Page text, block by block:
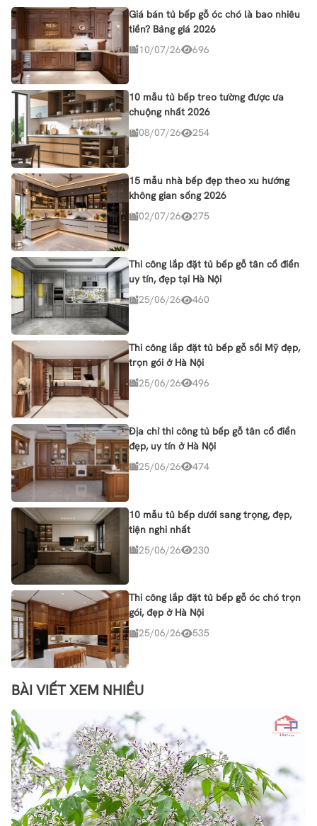
Giá bán tủ bếp gỗ óc chó là bao nhiêu
tiền? Bảng giá 2026
10/07/26
696
10 mẫu tủ bếp treo tường được ưa
chuộng nhất 2026
08/07/26
254
15 mẫu nhà bếp đẹp theo xu hướng
không gian sống 2026
02/07/26
275
Thi công lắp đặt tủ bếp gỗ tân cổ điển
uy tín, đẹp tại Hà Nội
25/06/26
460
Thi công lắp đặt tủ bếp gỗ sồi Mỹ đẹp,
trọn gói ở Hà Nội
25/06/26
496
Địa chỉ thi công tủ bếp gỗ tân cổ điển
đẹp, uy tín ở Hà Nội
25/06/26
474
10 mẫu tủ bếp dưới sang trọng, đẹp,
tiện nghi nhất
25/06/26
230
Thi công lắp đặt tủ bếp gỗ óc chó trọn
gói, đẹp ở Hà Nội
25/06/26
535
BÀI VIẾT XEM NHIỀU